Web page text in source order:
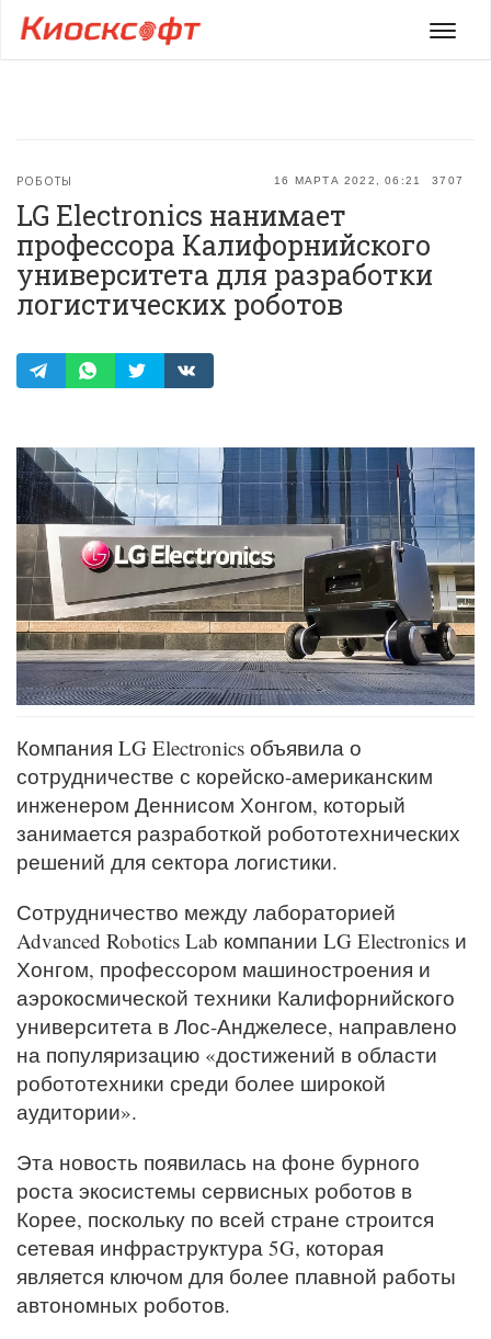
Меню
16 МАРТА 2022, 06:21 3707
РОБОТЫ
LG Electronics нанимает
профессора Калифорнийского
университета для разработки
логистических роботов
Компания LG Electronics объявила о
сотрудничестве с корейско-американским
инженером Деннисом Хонгом, который
занимается разработкой робототехнических
решений для сектора логистики.
Сотрудничество между лабораторией
Advanced Robotics Lab компании LG Electronics и
Хонгом, профессором машиностроения и
аэрокосмической техники Калифорнийского
университета в Лос-Анджелесе, направлено
на популяризацию «достижений в области
робототехники среди более широкой
аудитории».
Эта новость появилась на фоне бурного
роста экосистемы сервисных роботов в
Корее, поскольку по всей стране строится
сетевая инфраструктура 5G, которая
является ключом для более плавной работы
автономных роботов.